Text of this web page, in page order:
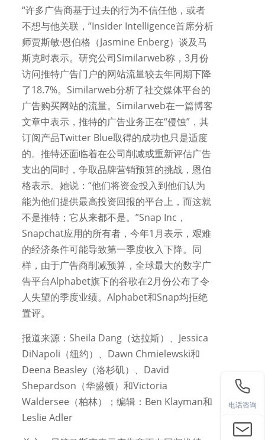
“许多广告商基于过去的行为不信任他，或者
不想与他关联，”Insider Intelligence首席分析
师贾斯敏·恩伯格（Jasmine Enberg）谈及马
斯克时表示。研究公司Similarweb称，3月份
访问推特广告门户的网站流量较去年同期下降
了18.7%。Similarweb分析了社交媒体平台的
广告购买网站的流量。Similarweb在一篇博客
文章中表示，推特的广告业务正在“侵蚀”，其
订阅产品Twitter Blue取得的成功也只是适度
的。推特还面临着在公司削减或重新评估广告
支出的同时，争取品牌营销预算的挑战，恩伯
格表示。她说：“他们将资金投入到他们认为
能为他们提供最高投资回报的平台上，而这就
不是推特；它从来都不是。”Snap Inc，
Snapchat应用的所有者，今年1月表示，艰难
的经济条件可能导致第一季度收入下降。同
样，由于广告商削减预算，全球最大的数字广
告平台Alphabet旗下的谷歌在2月份公布了令
人失望的季度业绩。Alphabet和Snap均拒绝
置评。
报道来源：Sheila Dang（达拉斯）、Jessica
DiNapoli（纽约）、Dawn Chmielewski和
Deena Beasley（洛杉矶）、David
Shepardson（华盛顿）和Victoria
Waldersee（柏林）；编辑：Ben Klayman和
Leslie Adler
电话咨询